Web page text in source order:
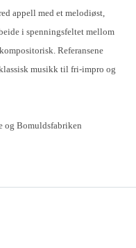
appell med et melodiøst,
i spenningsfeltet mellom
Referansene
musikk til fri-impro og
og Bomuldsfabriken